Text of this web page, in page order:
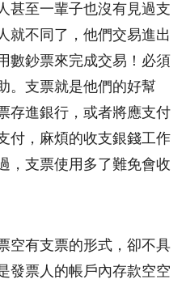
甚至一輩子也沒有見過支
就不同了，他們交易進出
數鈔票來完成交易！必須
。支票就是他們的好幫
存進銀行，或者將應支付
付，麻煩的收支銀錢工作
，支票使用多了難免會收
空有支票的形式，卻不具
發票人的帳戶內存款空空